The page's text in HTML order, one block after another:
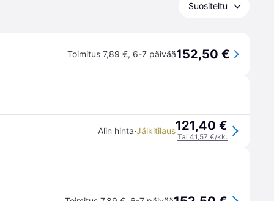
Suositeltu
Toimitus 7,89 €, 6-7 päivää152,50 €
Alin hinta·Jälkitilaus121,40 €
Tai 41,57 €/kk.